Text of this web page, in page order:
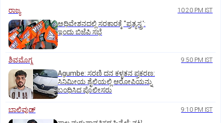
ರಾಜ್ಯ 10:20 PM IST
ಅಧಿವೇಶನದಲ್ಲಿ ಸರಕಾರಕ್ಕೆ "ಪ್ರತ್ಯಸ್ತ್ರ':
ಇಂದು ಬಿಜೆಪಿ ಸಭೆ
ಶಿವಮೊಗ್ಗ 9:50 PM IST
Agumbe: ಸರಣಿ ದನ ಕಳ್ಳತನ ಪ್ರಕರಣ:
ಸಿನಿಮೀಯ ಶೈಲಿಯಲ್ಲಿ ಆರೋಪಿಯನ್ನು
ಬಂಧಿಸಿದ ಪೊಲೀಸರು
ಬಾಲಿವುಡ್‌ 9:10 PM IST